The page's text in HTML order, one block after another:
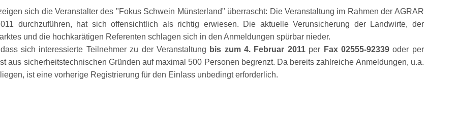
sich die Veranstalter des Fokus Schwein Münsterland
überrascht: Die Veranstaltung im Rahmen der AGRAR
durchzuführen, hat sich offensichtlich als richtig erwiesen. Die aktuelle Verunsicherung der Landwirte, der
und die hochkarätigen Referenten schlagen sich in den Anmeldungen spürbar nieder.
sich interessierte Teilnehmer zu der Veranstaltung bis zum 4. Februar 2011per Fax 02555-92339 oder per
aus sicherheitstechnischen Gründen auf maximal 500 Personen begrenzt. Da bereits zahlreiche Anmeldungen, u.a.
ist eine vorherige Registrierung für den Einlass unbedingt erforderlich.